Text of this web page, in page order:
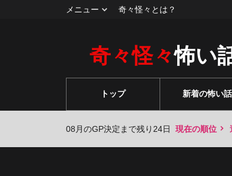
メニュー 奇々怪々とは？
奇々怪々怖い
トップ 新着の怖い話
08月のGP決定まで残り24日 現在の順位